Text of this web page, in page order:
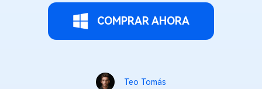
COMPRAR AHORA
Teo Tomás